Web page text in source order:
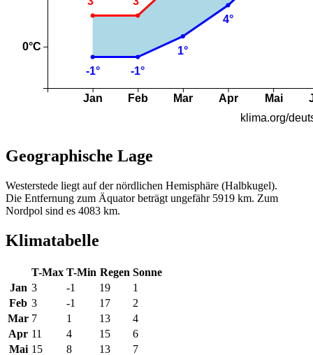
Geographische Lage
Westerstede liegt auf der nördlichen Hemisphäre (Halbkugel).
Die Entfernung zum Äquator beträgt ungefähr 5919 km. Zum
Nordpol sind es 4083 km.
Klimatabelle
T-Max T-Min Regen Sonne
Jan 3 -1 19
1
Feb 3 -1 17
2
Mar 7 1 13
4
Apr 11 4 15
6
Mai 15 8 13 7